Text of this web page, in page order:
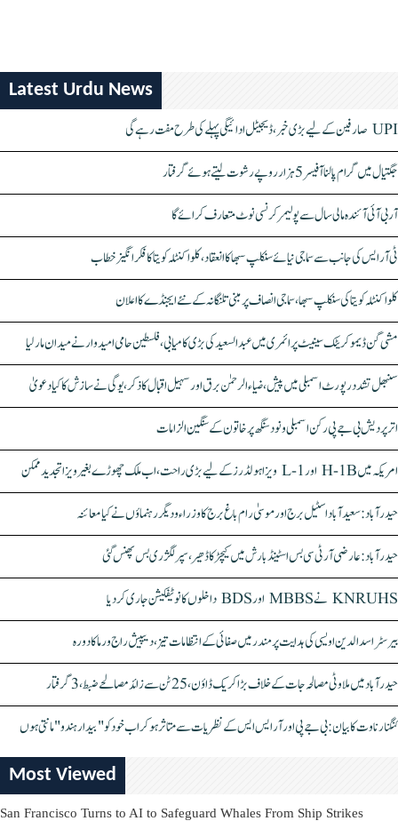
Latest Urdu News
UPI صارفین کے لیے بڑی خبر، ڈیجیٹل ادائیگی پہلے کی طرح مفت رہے گی
جگتیال میں گرام پالنا آفیسر 5 ہزار روپے رشوت لیتے ہوئے گرفتار
آر بی آئی آئندہ مالی سال سے پولیمر کرنسی نوٹ متعارف کرائے گا
ٹی آر ایس کی جانب سے سماجی نیائے سنکلپ سبھا کا انعقاد، کلواکنٹلہ کویتا کا فکر انگیز خطاب
کلواکنٹلہ کویتا کی سنکلپ سبھا، سماجی انصاف پر مبنی تلنگانہ کے نئے ایجنڈے کا اعلان
مشی گن ڈیموکریٹک سینیٹ پرائمری میں عبدالسعید کی بڑی کامیابی، فلسطین حامی امیدوار نے میدان مار لیا
سنبھل تشدد رپورٹ اسمبلی میں پیش، ضیاء الرحمٰن برق اور سہیل اقبال کا ذکر، یوگی نے سازش کا کیا دعویٰ
اتر پردیش بی جے پی رکن اسمبلی ونود سنگھ پر خاتون کے سنگین الزامات
امریکہ میں H-1B اور L-1 ویزا ہولڈرز کے لیے بڑی راحت، اب ملک چھوڑے بغیر ویزا تجدید ممکن
حیدرآباد: سعیدآباد اسٹیل برج اور موسیٰ رام باغ برج کا وزراء و دیگر رہنماؤں نے کیا معائنہ
حیدرآباد: عارضی آر ٹی سی بس اسٹینڈ بارش میں کیچڑ کا ڈھیر، سپر لگژری بس پھنس گئی
KNRUHS نے MBBS اور BDS داخلوں کا نوٹیفکیشن جاری کر دیا
بیرسٹر اسدالدین اویسی کی ہدایت پر مندر میں صفائی کے انتظامات تیز، دیپیش راج ورما کا دورہ
حیدرآباد میں ملاوٹی مصالحہ جات کے خلاف بڑا کریک ڈاؤن، 25 ٹن سے زائد مصالحے ضبط، 3 گرفتار
کنگنا رناوت کا بیان: بی جے پی اور آر ایس ایس کے نظریات سے متاثر ہو کر اب خود کو "بیدار ہندو" مانتی ہوں
Most Viewed
San Francisco Turns to AI to Safeguard Whales From Ship Strikes